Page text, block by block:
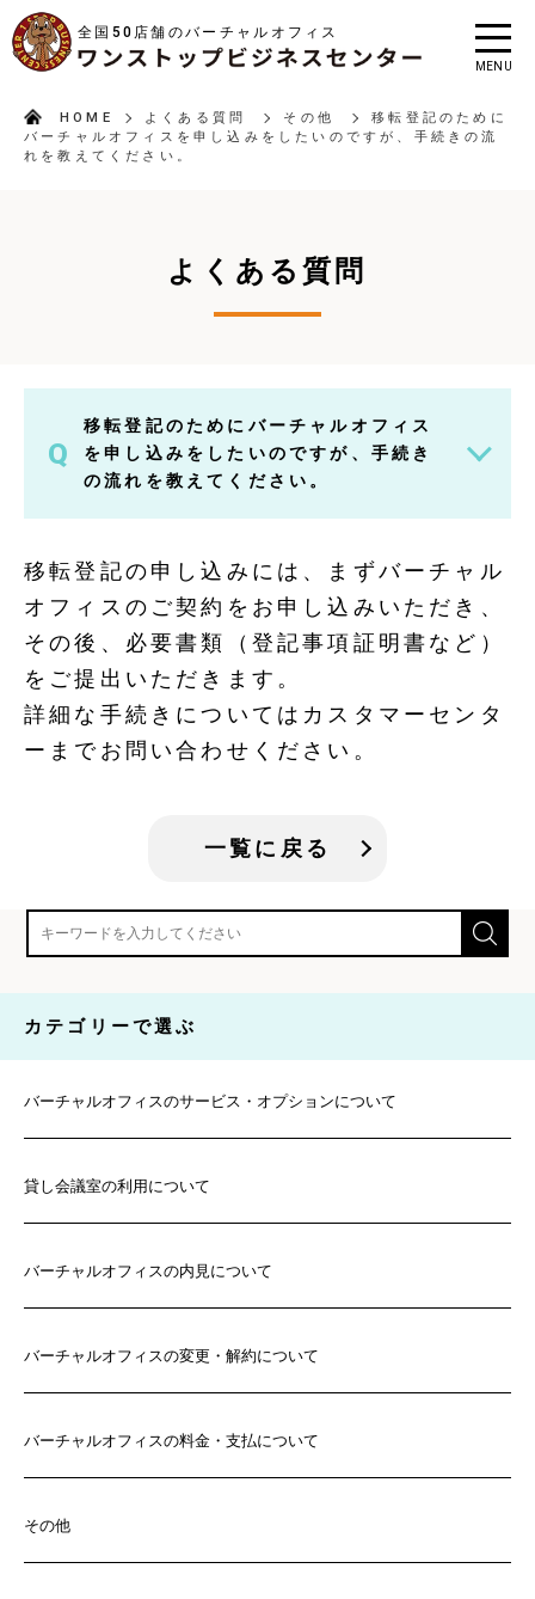
全国50店舗のバーチャルオフィス
MENU
HOME よくある質問 その他
移転登記のために
バーチャルオフィスを申し込みをしたいのですが、手続きの流
れを教えてください。
よくある質問
Q
移転登記のためにバーチャルオフィス
を申し込みをしたいのですが、手続き
の流れを教えてください。
移転登記の申し込みには、まずバーチャル
オフィスのご契約をお申し込みいただき、
その後、必要書類（登記事項証明書など）
をご提出いただきます。
詳細な手続きについてはカスタマーセンタ
ーまでお問い合わせください。
一覧に戻る
カテゴリーで選ぶ
バーチャルオフィスのサービス・オプションについて
貸し会議室の利用について
バーチャルオフィスの内見について
バーチャルオフィスの変更・解約について
バーチャルオフィスの料金・支払について
その他